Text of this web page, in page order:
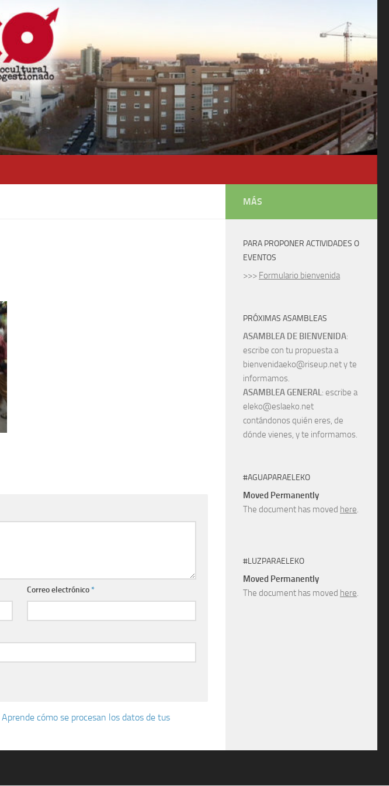
Correo electrónico*
Aprende cómo se procesan los datos de tus
MÁS
PARA PROPONER ACTIVIDADES O
EVENTOS
>>> Formulario bienvenida
PRÓXIMAS ASAMBLEAS
ASAMBLEA DE BIENVENIDA:
escribe con tu propuesta a
bienvenidaeko@riseup.net y te
informamos.
ASAMBLEA GENERAL: escribe a
eleko@eslaeko.net
contándonos quién eres, de
dónde vienes, y te informamos.
#AGUAPARAELEKO
Moved Permanently
The document has moved here.
#LUZPARAELEKO
Moved Permanently
The document has moved here.